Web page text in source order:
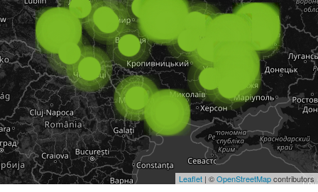
Leaflet | ©OpenStreetMapcontributors